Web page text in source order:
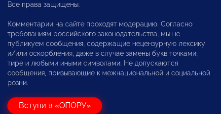
Все права защищены.
Комментарии на сайте проходят модерацию. Согласно
требованиям российского законодательства, мы не
публикуем сообщения, содержащие нецензурную лексику
и/или оскорбления, даже в случае замены букв точками,
тире и любыми иными символами. Не допускаются
сообщения, призывающие к межнациональной и социальной
розни.
Вступи в «ОПОРУ»